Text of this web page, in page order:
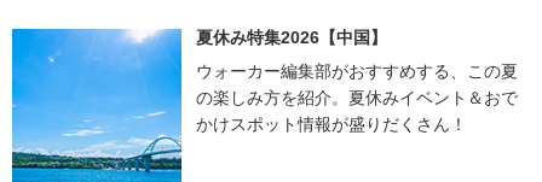
夏休み特集2026【中国】
ウォーカー編集部がおすすめする、この夏
の楽しみ方を紹介。夏休みイベント＆おで
かけスポット情報が盛りだくさん！